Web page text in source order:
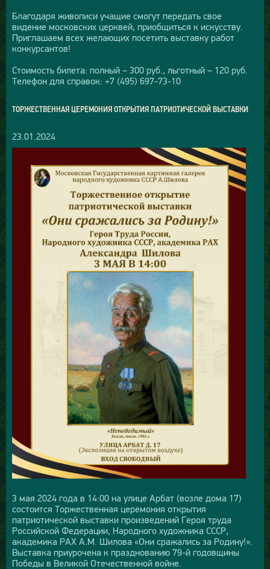
Благодаря живописи учащие смогут передать свое
видение московских церквей, приобщиться к искусству.
Приглашаем всех желающих посетить выставку работ
конкурсантов!
Стоимость билета: полный – 300 руб., льготный – 120 руб.
Телефон для справок: +7 (495) 697-73-10
ТОРЖЕСТВЕННАЯ ЦЕРЕМОНИЯ ОТКРЫТИЯ ПАТРИОТИЧЕСКОЙ ВЫСТАВКИ
23.01.2024
3 мая 2024 года в 14:00 на улице Арбат (возле дома 17)
состоится Торжественная церемония открытия
патриотической выставки произведений Героя труда
Российской Федерации, Народного художника СССР,
академика РАХ А.М. Шилова «Они сражались за Родину!».
Выставка приурочена к празднованию 79-й годовщины
Победы в Великой Отечественной войне.